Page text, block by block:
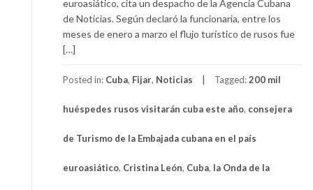
euroasiático, cita un despacho de la Agencia Cubana
de Noticias. Según declaró la funcionaria, entre los
meses de enero a marzo el flujo turístico de rusos fue
[…]
Posted in: Cuba, Fijar, Noticias Tagged:200 mil
huéspedes rusos visitarán cuba este año, consejera
de Turismo de la Embajada cubana en el país
euroasiático, Cristina León, Cuba, la Onda de la